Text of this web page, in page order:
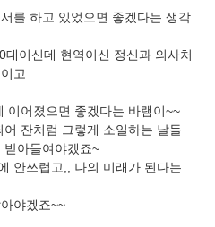
를 하고 있었으면 좋겠다는 생각
이신데 현역이신 정신과 의사처
고
이어졌으면 좋겠다는 바램이~~
잔처럼 그렇게 소일하는 날들
받아들여야겠죠~
안쓰럽고,, 나의 미래가 된다는
야겠죠~~